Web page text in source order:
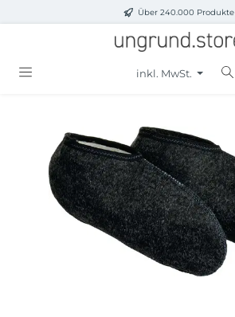
Zum Hauptinhalt springenÜber 240.000 Produkte
inkl. MwSt.